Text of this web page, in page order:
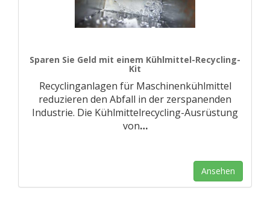
Sparen Sie Geld mit einem Kühlmittel-Recycling-
Kit
Recyclinganlagen für Maschinenkühlmittel
reduzieren den Abfall in der zerspanenden
Industrie. Die Kühlmittelrecycling-Ausrüstung
von…
Ansehen